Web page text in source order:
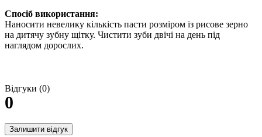
Спосіб використання:
Наносити невелику кількість пасти розміром із рисове зерно
на дитячу зубну щітку. Чистити зуби двічі на день під
наглядом дорослих.
Відгуки (0)
0
Залишити відгук